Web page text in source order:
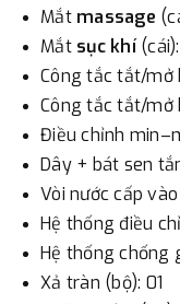
Mắt massage
Mắtsục khí
Công tắc tắt/mở
Công tắc tắt/mở
Điều chỉnh
Dây + bát sen
Vòi nước cấp
Hệ thống điều
Hệ thống chống
Xả tràn (bộ): 01